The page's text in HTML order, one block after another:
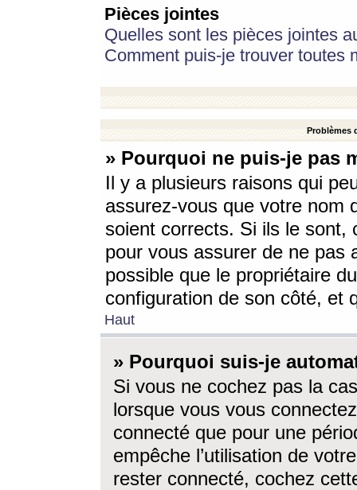
Pièces jointes
Quelles sont les pièces jointes
Comment puis-je trouver toutes
Problèmes
» Pourquoi ne puis-je pas
Il y a plusieurs raisons qui
assurez-vous que votre nom
soient corrects. Si ils le sont,
pour vous assurer de ne pas
possible que le propriétaire
configuration de son côté, et
Haut
» Pourquoi suis-je
Si vous ne cochez pas la
lorsque vous vous
connecté que pour une
empêche l’utilisation de
rester connecté, cochez